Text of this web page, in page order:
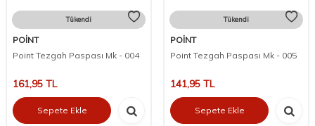
Tükendi
POİNT
Point Tezgah Paspası Mk - 004
161,95 TL
Sepete Ekle
Tükendi
POİNT
Point Tezgah Paspası Mk - 005
141,95 TL
Sepete Ekle